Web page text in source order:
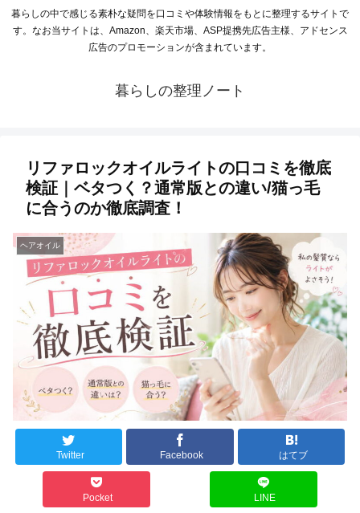
暮らしの中で感じる素朴な疑問を口コミや体験情報をもとに整理するサイトで
す。なお当サイトは、Amazon、楽天市場、ASP提携先広告主様、アドセンス
広告のプロモーションが含まれています。
暮らしの整理ノート
リファロックオイルライトの口コミを徹底
検証｜ベタつく？通常版との違い/猫っ毛
に合うのか徹底調査！
ヘアオイル
Twitter Facebook はてブ
Pocket LINE